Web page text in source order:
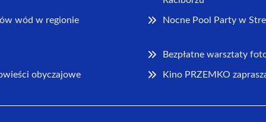
wód w regionie Nocne Pool Party w
Bezpłatne warsztaty
obyczajowe Kino PRZEMKO